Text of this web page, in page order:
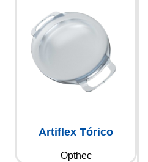
Artiflex Tórico
Opthec